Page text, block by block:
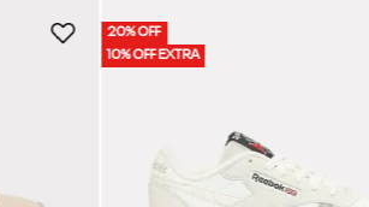
20% OFF
10% OFF EXTRA